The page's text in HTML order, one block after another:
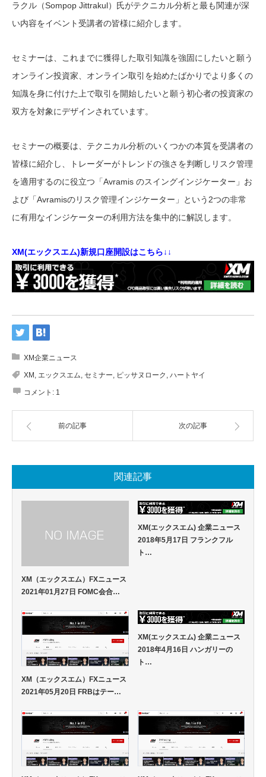
ラクル（Sompop Jittrakul）氏がテクニカル分析と最も関連が深
い内容をイベント受講者の皆様に紹介します。
セミナーは、これまでに獲得した取引知識を強固にしたいと願う
オンライン投資家、オンライン取引を始めたばかりでより多くの
知識を身に付けた上で取引を開始したいと願う初心者の投資家の
双方を対象にデザインされています。
セミナーの概要は、テクニカル分析のいくつかの本質を受講者の
皆様に紹介し、トレーダーがトレンドの強さを判断しリスク管理
を適用するのに役立つ「Avramis のスイングインジケーター」お
よび「Avramisのリスク管理インジケーター」という2つの非常
に有用なインジケーターの利用方法を集中的に解説します。
XM(エックスエム)新規口座開設はこちら↓↓
XM企業ニュース
XM エックスエム セミナー ピッサヌローク ハートヤイ
コメント: 1
前の記事 次の記事
関連記事
XM（エックスエム）FXニュース
2021年01月27日 FOMC会合…
XM(エックスエム) 企業ニュース
2018年5月17日 フランクフル
ト…
XM（エックスエム）FXニュース
2021年05月20日 FRBはテー…
XM(エックスエム) 企業ニュース
2018年4月16日 ハンガリーの
ト…